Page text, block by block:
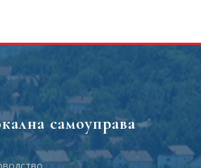
самоуправа